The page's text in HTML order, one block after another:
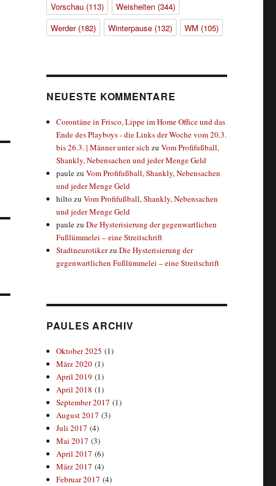
Vorschau(113) Weisheiten(344)
Werder(182) Winterpause(132) WM (105)
NEUESTE KOMMENTARE
Corontäne in Frisco, Lippe im Home Office und das
Ende des Playboys - die Links der Woche vom 20.3.
bis 26.3. | Männer unter sich zuVom Profifußball,
Shankly, Nebensachen und jeder Menge Geld
paulezuVom Profifußball, Shankly, Nebensachen
und jeder Menge Geld
hilto zuVom Profifußball, Shankly, Nebensachen
und jeder Menge Geld
paulezuDie Hysterisierung der gegenwartlichen
Fußlümmelei – eine Streitschrift
StadtneurotikerzuDie Hysterisierung der
gegenwartlichen Fußlümmelei – eine Streitschrift
PAULES ARCHIV
Oktober 2025 (1)
März 2020 (1)
April 2019 (1)
April 2018 (1)
September 2017 (1)
August 2017 (3)
Juli 2017 (4)
Mai 2017 (3)
April 2017 (6)
März 2017 (4)
Februar 2017 (4)